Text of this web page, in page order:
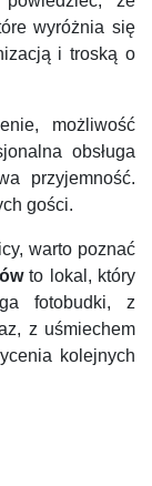
wyróżnia się
i troską o
możliwość
obsługa
przyjemność.
gości.
warto poznać
to lokal, który
fotobudki, z
z uśmiechem
kolejnych